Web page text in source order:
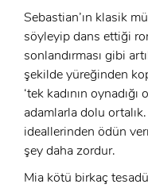
Sebastian’ın klasik
söyleyip dans ettiği
sonlandırması gibi
şekilde yüreğinden
‘tek kadının
adamlarla dolu
ideallerinden ödün
şey daha zordur.
Mia kötü birkaç